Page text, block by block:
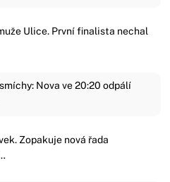
Ulice. První finalista nechal
Nova ve 20:20 odpálí
Zopakuje nová řada